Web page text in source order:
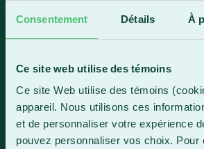
Consentement Détails À
Ce site web utilise des témoins
Ce site Web utilise des témoins
appareil. Nous utilisons ces
et de personnaliser votre expérience
pouvez personnaliser vos choix. Pour
1 800 893-5111
Sainte-Marie
Sainte-Marie (Québec) G6E 0R1
Horaire de la réception